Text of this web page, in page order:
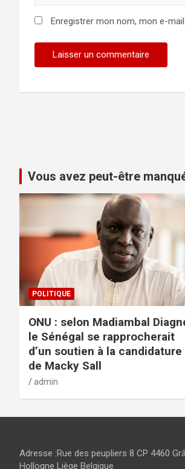
Enregistrer mon nom, mon e-
Vous avez peut-être
POLITIQUE
ONU : selon Madiambal
le Sénégal se rapprocherait
d’un soutien à la candidature
de Macky Sall
admin
Adresse :Rue des peupliers 8 CP 4460
Hollogne Liège Belgique